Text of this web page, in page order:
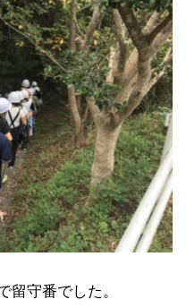
留守番でした。